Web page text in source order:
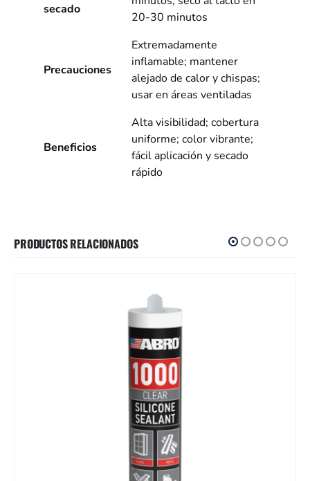
secado
20-30 minutos
Precauciones
Extremadamente
inflamable; mantener
alejado de calor y chispas;
usar en áreas ventiladas
Beneficios
Alta visibilidad; cobertura
uniforme; color vibrante;
fácil aplicación y secado
rápido
PRODUCTOS RELACIONADOS